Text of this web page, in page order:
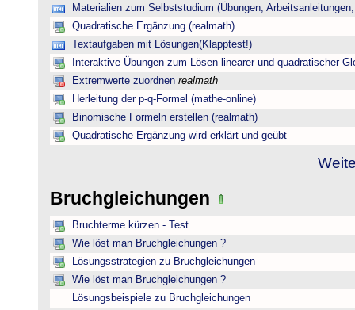
Materialien zum Selbststudium (Übungen,
Quadratische Ergänzung (realmath)
Textaufgaben mit Lösungen(Klapptest!)
Interaktive Übungen zum Lösen linearer und quadratischer
Extremwerte zuordnen realmath
Herleitung der p-q-Formel (mathe-online)
Binomische Formeln erstellen (realmath)
Quadratische Ergänzung wird erklärt und geübt
Bruchgleichungen
Bruchterme kürzen - Test
Wie löst man Bruchgleichungen ?
Lösungsstrategien zu Bruchgleichungen
Wie löst man Bruchgleichungen ?
Lösungsbeispiele zu Bruchgleichungen